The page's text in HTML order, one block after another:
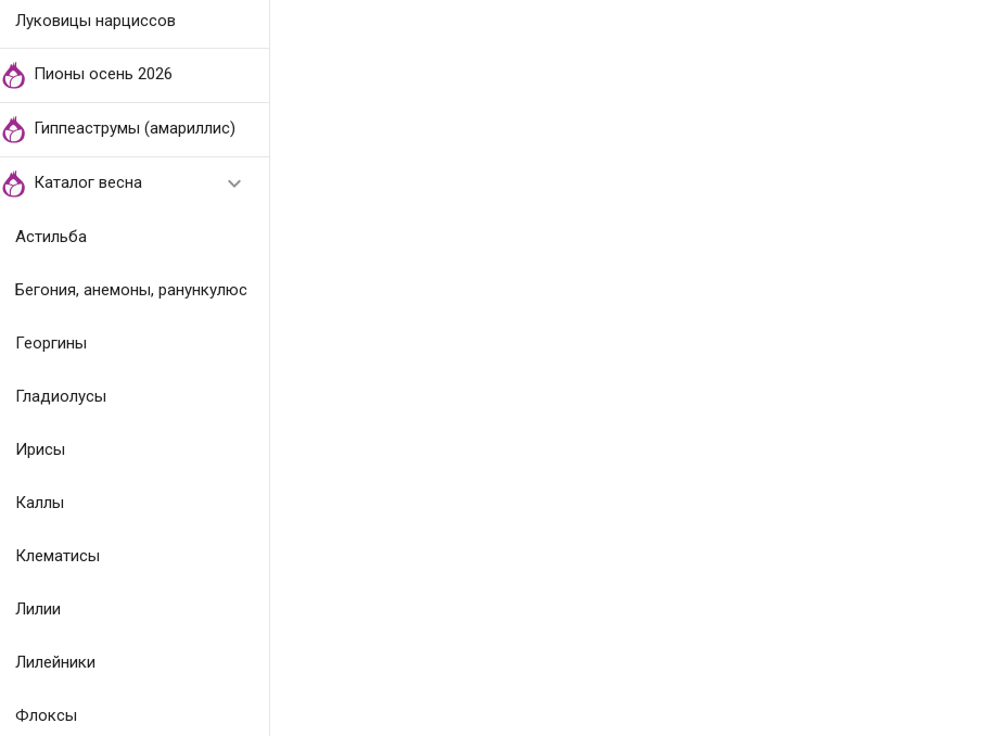
Луковицы нарциссов
Пионы осень 2026
Гиппеаструмы (амариллис)
Каталог весна 
Астильба
Бегония, анемоны, ранункулюс
Георгины
Гладиолусы
Ирисы
Каллы
Клематисы
Лилии
Лилейники
Флоксы